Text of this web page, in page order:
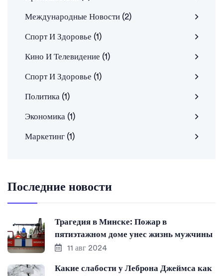
Международные Новости (2)
Спорт И Здоровье (1)
Кино И Телевидение (1)
Спорт И Здоровье (1)
Политика (1)
Экономика (1)
Маркетинг (1)
Последние новости
Трагедия в Минске: Пожар в
пятиэтажном доме унес жизнь мужчины
11 авг 2024
Какие слабости у Леброна Джеймса как